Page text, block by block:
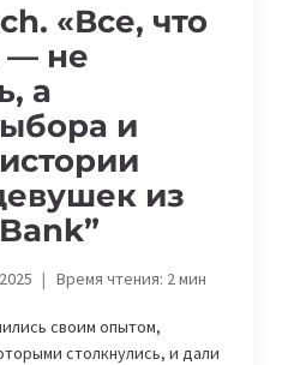
«Все, что
— не
а
и
из
Время чтения: 2мин
своим опытом,
столкнулись, и дали